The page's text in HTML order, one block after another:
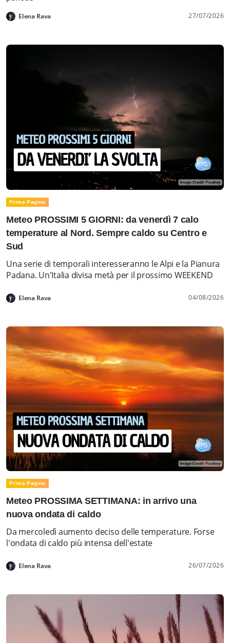
Elena Rava 27/07/2026
Prima Pagina
Meteo PROSSIMI 5 GIORNI: da venerdì 7 calo
temperature al Nord. Sempre caldo su Centro e
Sud
Una serie di temporali interesseranno le Alpi e la Pianura
Padana. Un'Italia divisa metà per il prossimo WEEKEND
Elena Rava 04/08/2026
Prima Pagina
Meteo PROSSIMA SETTIMANA: in arrivo una
nuova ondata di caldo
Da mercoledì aumento deciso delle temperature. Forse
l'ondata di caldo più intensa dell'estate
Elena Rava 26/07/2026